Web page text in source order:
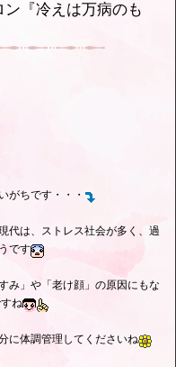
『冷えは万病のも
がちです・・・
代は、ストレス社会が多く、過
です
み」や「老け顔」の原因にもな
ね
に体調管理してくださいね